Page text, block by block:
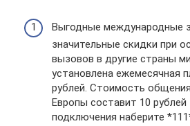
Выгодные международные
значительные скидки при
вызовов в другие страны
установлена ежемесячная
рублей. Стоимость
Европы составит 10 рублей
подключения наберите